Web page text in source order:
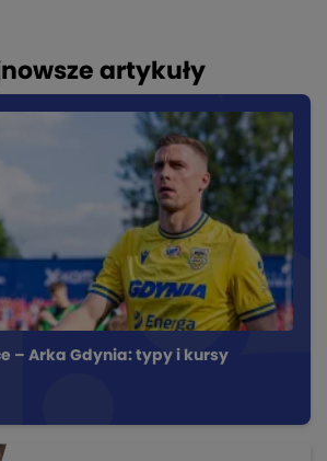
artykuły
– Arka Gdynia: typy i kursy